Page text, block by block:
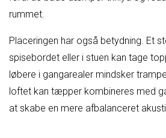
rummet.
Placeringen har også betydning. Et
spisebordet eller i stuen kan tage
løbere i gangarealer mindsker
loftet kan tæpper kombineres med
at skabe en mere afbalanceret